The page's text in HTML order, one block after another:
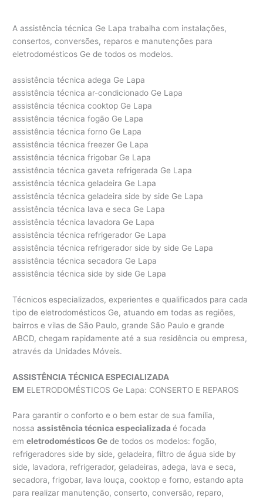
A assistência técnica Ge Lapa trabalha com instalações,
consertos, conversões, reparos e manutenções para
eletrodomésticos Ge de todos os modelos.
assistência técnica adega Ge Lapa
assistência técnica ar-condicionado Ge Lapa
assistência técnica cooktop Ge Lapa
assistência técnica fogão Ge Lapa
assistência técnica forno Ge Lapa
assistência técnica freezer Ge Lapa
assistência técnica frigobar Ge Lapa
assistência técnica gaveta refrigerada Ge Lapa
assistência técnica geladeira Ge Lapa
assistência técnica geladeira side by side Ge Lapa
assistência técnica lava e seca Ge Lapa
assistência técnica lavadora Ge Lapa
assistência técnica refrigerador Ge Lapa
assistência técnica refrigerador side by side Ge Lapa
assistência técnica secadora Ge Lapa
assistência técnica side by side Ge Lapa
Técnicos especializados, experientes e qualificados para cada
tipo de eletrodomésticos Ge, atuando em todas as regiões,
bairros e vilas de São Paulo, grande São Paulo e grande
ABCD, chegam rapidamente até a sua residência ou empresa,
através da Unidades Móveis.
ASSISTÊNCIA TÉCNICA ESPECIALIZADA
EM ELETRODOMÉSTICOS Ge Lapa: CONSERTO E REPAROS
Para garantir o conforto e o bem estar de sua família,
nossaassistência técnica especializadaé focada
emeletrodomésticos Ge de todos os modelos: fogão,
refrigeradores side by side, geladeira, filtro de água side by
side, lavadora, refrigerador, geladeiras, adega, lava e seca,
secadora, frigobar, lava louça, cooktop e forno, estando apta
para realizar manutenção, conserto, conversão, reparo,